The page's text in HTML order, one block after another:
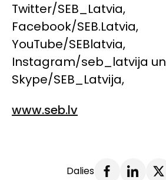
Twitter/SEB_Latvia,
Facebook/SEB.Latvia,
YouTube/SEBlatvia,
Instagram/seb_latvija un
Skype/SEB_Latvija,
www.seb.lv
Dalies